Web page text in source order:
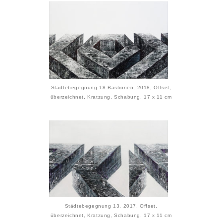
Städtebegegnung 18 Bastionen, 2018, Offset,
überzeichnet, Kratzung, Schabung, 17 x 11 cm
Städtebegegnung 13, 2017, Offset,
überzeichnet, Kratzung, Schabung, 17 x 11 cm